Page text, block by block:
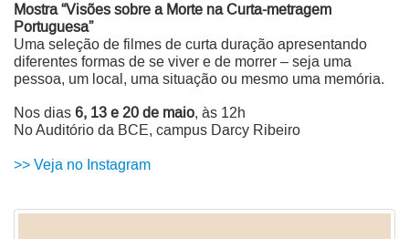
Mostra “Visões sobre a Morte na Curta-metragem
Portuguesa”
Uma seleção de filmes de curta duração apresentando
diferentes formas de se viver e de morrer – seja uma
pessoa, um local, uma situação ou mesmo uma memória.
Nos dias 6, 13 e 20 de maio, às 12h
No Auditório da BCE, campus Darcy Ribeiro
>> Veja no Instagram